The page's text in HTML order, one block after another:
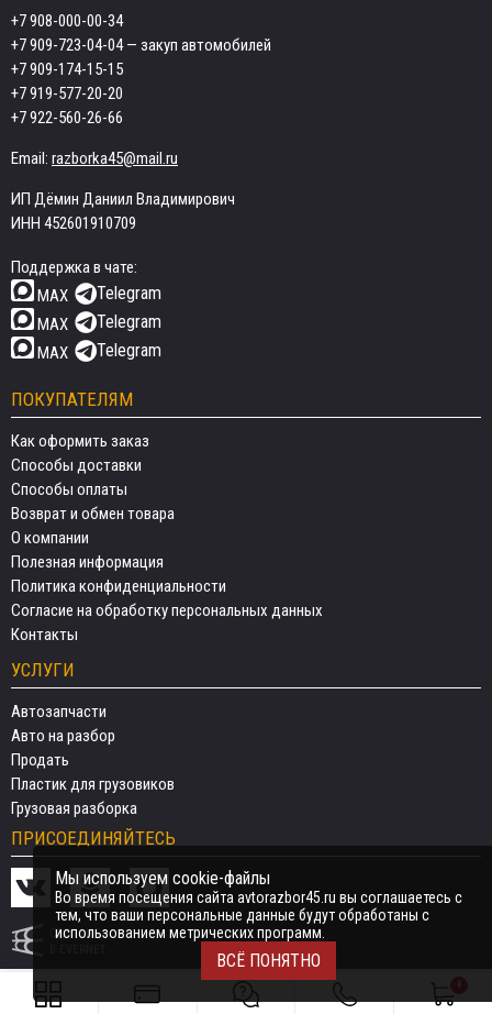
+7 908-000-00-34
+7 909-723-04-04— закуп автомобилей
+7 909-174-15-15
+7 919-577-20-20
+7 922-560-26-66
Email: razborka45@mail.ru
ИП Дёмин Даниил Владимирович
ИНН 452601910709
Поддержка в чате:
MAX
Telegram
MAX Telegram
MAX Telegram
ПОКУПАТЕЛЯМ
Как оформить заказ
Способы доставки
Способы оплаты
Возврат и обмен товара
О компании
Полезная информация
Политика конфиденциальности
Согласие на обработку персональных данных
Контакты
УСЛУГИ
Автозапчасти
Авто на разбор
Продать
Пластик для грузовиков
Грузовая разборка
ПРИСОЕДИНЯЙТЕСЬ
СДЕЛАНО
Мы используем cookie-файлы
Во время посещения сайта avtorazbor45.ru вы соглашаетесь с
тем, что ваши персональные данные будут обработаны с
использованием метрических программ.
ВСЁ ПОНЯТНО